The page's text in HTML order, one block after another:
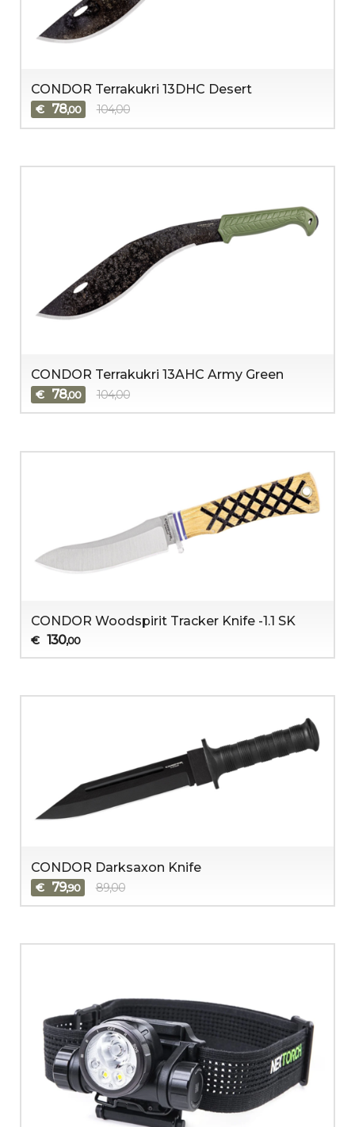
CONDOR Terrakukri 13DHC Desert
€ 78,00 104,00
CONDOR Terrakukri 13AHC Army Green
€ 78,00 104,00
CONDOR Woodspirit Tracker Knife -1.1 SK
€ 130,00
CONDOR Darksaxon Knife
€ 79,90 89,00